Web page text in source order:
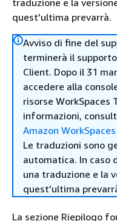
traduzione e la
quest'ultima prevarrà.
Avviso di fine del
terminerà il
Client. Dopo il 31
accedere alla
risorse WorkSpaces
informazioni,
Amazon
Le traduzioni sono
automatica. In
una traduzione e la
quest'ultima
La sezione Riepilogo